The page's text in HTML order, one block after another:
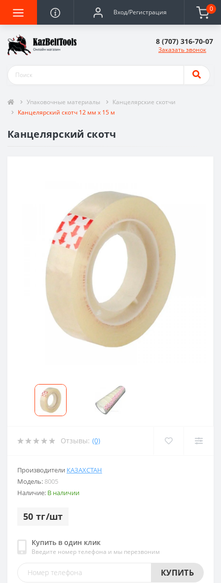
Вход/Регистрация 0
8 (707) 316-70-07
Заказать звонок
Упаковочные материалы
Канцелярские скотчи
Канцелярский скотч 12 мм х 15 м
Канцелярский скотч
Отзывы: (0)
Производители КАЗАХСТАН
Модель: 8005
Наличие: В наличии
50 тг/шт
Купить в один клик
Введите номер телефона и мы перезвоним
КУПИТЬ